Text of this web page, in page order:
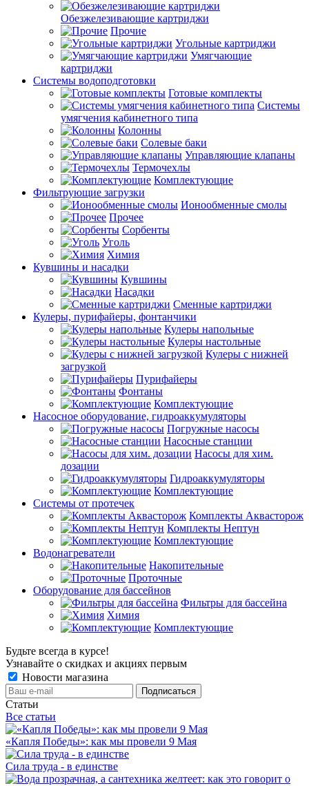
Обезжелезивающие картриджи
Прочие
Угольные картриджи
Умягчающие
картриджи
Системы водоподготовки
Готовые комплекты
Системы
умягчения кабинетного типа
Колонны
Солевые баки
Управляющие клапаны
Термочехлы
Комплектующие
Фильтрующие загрузки
Ионообменные смолы
Прочее
Сорбенты
Уголь
Химия
Кувшины и насадки
Кувшины
Насадки
Сменные картриджи
Кулеры, пурифайеры, фонтанчики
Кулеры напольные
Кулеры настольные
Кулеры с нижней
загрузкой
Пурифайеры
Фонтаны
Комплектующие
Насосное оборудование, гидроаккумуляторы
Погружные насосы
Насосные станции
Насосы для хим.
дозации
Гидроаккумуляторы
Комплектующие
Системы от протечек
Комплекты Аквасторож
Комплекты Нептун
Комплектующие
Водонагреватели
Накопительные
Проточные
Оборудование для бассейнов
Фильтры для бассейна
Химия
Комплектующие
Будьте всегда в курсе!
Узнавайте о скидках и акциях первым
Новости магазина
Статьи
Все статьи
«Капля Победы»: как мы провели 9 Мая
Сила труда - в единстве